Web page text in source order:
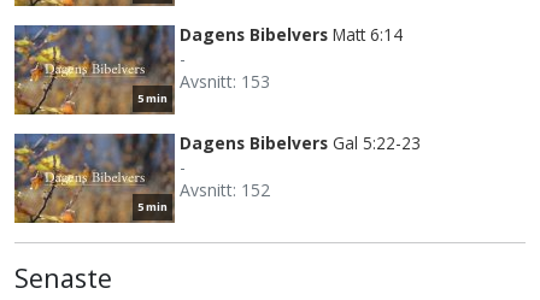
5 min
Dagens Bibelvers Matt 6:14
-
Avsnitt: 153
5 min
Dagens Bibelvers Gal 5:22-23
-
Avsnitt: 152
Senaste